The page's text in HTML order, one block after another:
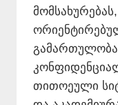
თითოეული